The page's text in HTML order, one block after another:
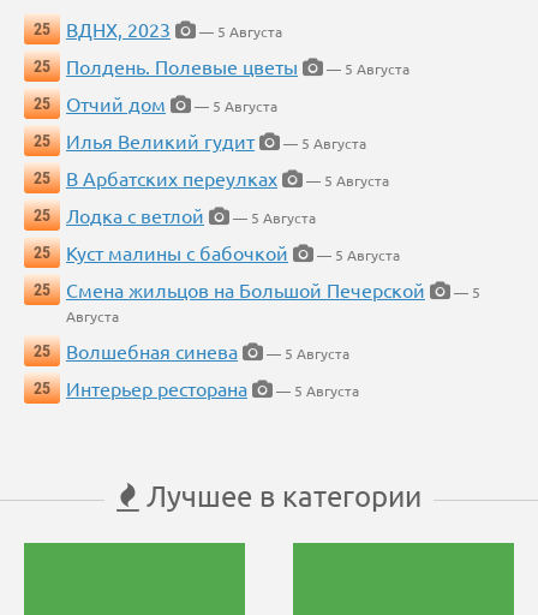
25 ВДНХ, 2023
— 5 Августа
25
Полдень. Полевые цветы
— 5 Августа
25
Отчий дом
— 5 Августа
25
Илья Великий гудит
— 5 Августа
25
В Арбатских переулках
— 5 Августа
25
Лодка с ветлой
— 5 Августа
25
Куст малины с бабочкой
— 5 Августа
25
Смена жильцов на Большой Печерской
— 5
Августа
25
Волшебная синева
— 5 Августа
25
Интерьер ресторана — 5 Августа
Лучшее в категории